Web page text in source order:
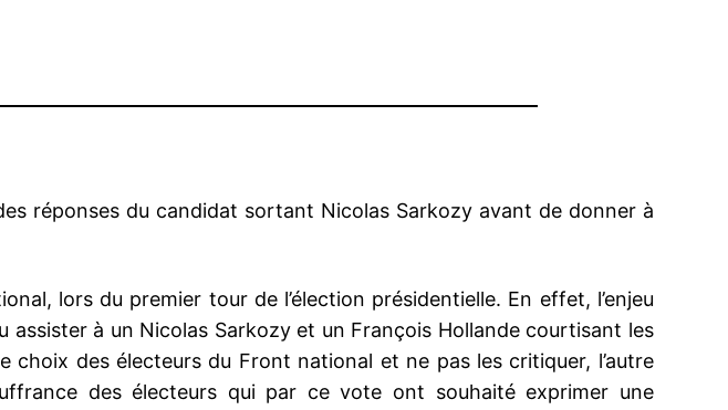
réponses du candidat sortant Nicolas Sarkozy avant de donner à
lors du premier tour de l’élection présidentielle. En effet, l’enjeu
assister à un Nicolas Sarkozy et un François Hollande courtisant les
choix des électeurs du Front national et ne pas les critiquer, l’autre
des électeurs qui par ce vote ont souhaité exprimer une